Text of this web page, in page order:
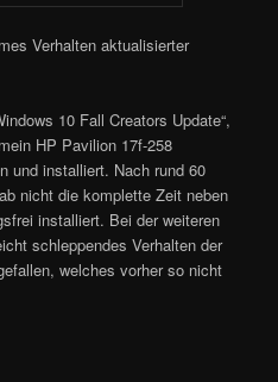
Verhalten aktualisierter
10 Fall Creators Update“,
HP Pavilion 17f-258
und installiert. Nach rund 60
nicht die komplette Zeit neben
installiert. Bei der weiteren
schleppendes Verhalten der
welches vorher so nicht